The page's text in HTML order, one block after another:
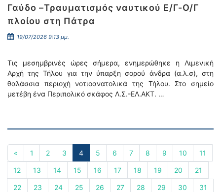
Γαύδο –Τραυματισμός ναυτικού Ε/Γ-Ο/Γ
πλοίου στη Πάτρα
19/07/2026 9:13 μμ.
Τις μεσημβρινές ώρες σήμερα, ενημερώθηκε η Λιμενική
Αρχή της Τήλου για την ύπαρξη σορού άνδρα (α.λ.σ), στη
θαλάσσια περιοχή νοτιοανατολικά της Τήλου. Στο σημείο
μετέβη ένα Περιπολικό σκάφος Λ.Σ.-ΕΛ.ΑΚΤ. …
« 1 2 3 4 5 6 7 8 9 10 11
12 13 14 15 16 17 18 19 20 21
22 23 24 25 26 27 28 29 30 31